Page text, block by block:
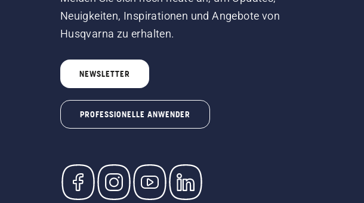
Neuigkeiten, Inspirationen und Angebote von
Husqvarna zu erhalten.
NEWSLETTER
PROFESSIONELLE ANWENDER